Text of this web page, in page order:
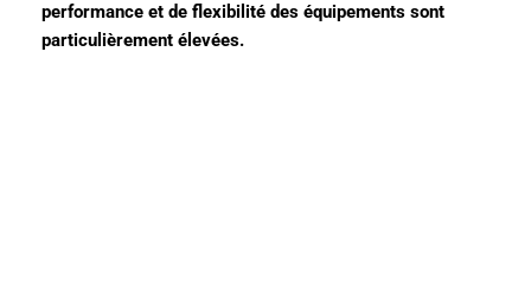
performance et de flexibilité des équipements sont
particulièrement élevées.